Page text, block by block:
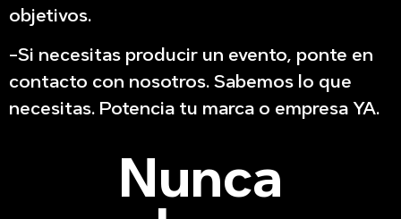
objetivos.
-Si necesitas producir un evento, ponte en
contacto con nosotros. Sabemos lo que
necesitas. Potencia tu marca o empresa YA.
Nunca